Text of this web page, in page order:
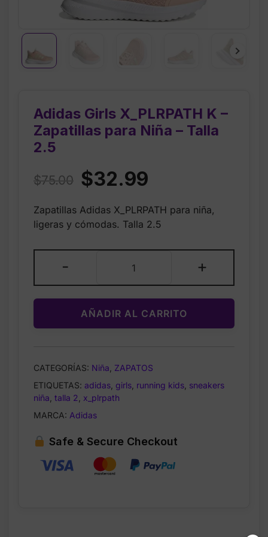
Adidas Girls X_PLRPATH K –
Zapatillas para Niña – Talla
2.5
$75.00 Original
was:
$32.99
is:
Zapatillas Adidas X_PLRPATH para niña,
ligeras y cómodas. Talla 2.5
-
Girls
X_PLRPATH
K
–
Zapatillas
–
Talla
+
AÑADIR AL CARRITO
CATEGORÍAS: Niña ZAPATOS
ETIQUETAS: adidas girls running kids sneakers
niña talla 2 x_plrpath
MARCA: Adidas
Safe & Secure Checkout